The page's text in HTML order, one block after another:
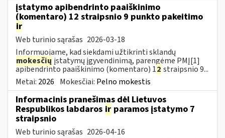
įstatymo apibendrinto paaiškinimo
(komentaro) 12 straipsnio 9 punkto pakeitimo
ir
Web turinio sąrašas 2026-03-18
Informuojame, kad siekdami užtikrinti sklandų
mokesčių įstatymų įgyvendinimą, parengėme PMĮ[1]
apibendrinto paaiškinimo (komentaro) 12 straipsnio 9...
Metai: 2026 Mokesčiai: Pelno mokestis
Informacinis pranešimas dėl Lietuvos
Respublikos labdaros ir paramos įstatymo 7
straipsnio
Web turinio sąrašas 2026-04-16